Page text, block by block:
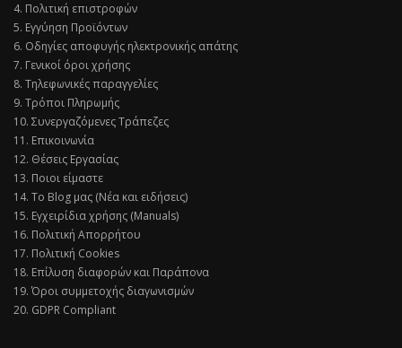
4. Πολιτική επιστροφών
5. Εγγύηση Προϊόντων
6. Οδηγίες αποφυγής ηλεκτρονικής απάτης
7. Γενικοί όροι χρήσης
8. Τηλεφωνικές παραγγελίες
9. Τρόποι Πληρωμής
10. Συνεργαζόμενες Τράπεζες
11. Επικοινωνία
12. Θέσεις Εργασίας
13. Ποιοι είμαστε
14. Το Blog μας (Νέα και ειδήσεις)
15. Εγχειρίδια χρήσης (Manuals)
16. Πολιτική Απορρήτου
17. Πολιτική Cookies
18. Επίλυση διαφορών και Παράπονα
19. Όροι συμμετοχής διαγωνισμών
20. GDPR Compliant